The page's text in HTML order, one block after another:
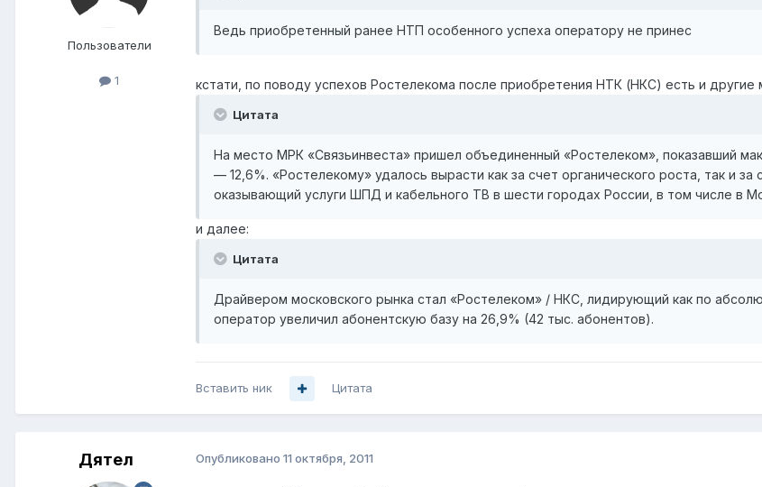
Пользователи
1
Ведь приобретенный ранее НТП особенного успеха оператору не принес
кстати, по поводу успехов Ростелекома после приобретения НТК (НКС) есть и другие
Цитата
На место МРК «Связьинвеста» пришел объединенный «Ростелеком», показавший
— 12,6%. «Ростелекому» удалось вырасти как за счет органического роста, так и
оказывающий услуги ШПД и кабельного ТВ в шести городах России, в том числе в
и далее:
Цитата
Драйвером московского рынка стал «Ростелеком» / НКС, лидирующий как по
оператор увеличил абонентскую базу на 26,9% (42 тыс. абонентов).
Вставить ник Цитата
Дятел Опубликовано 11 октября, 2011